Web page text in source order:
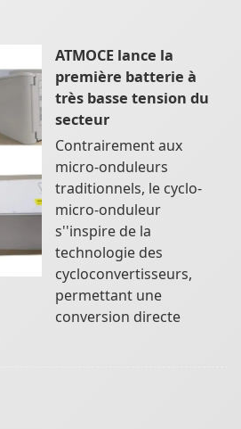
ATMOCE lance la
première batterie à
très basse tension du
secteur
Contrairement aux
micro-onduleurs
traditionnels, le cyclo-
micro-onduleur
s''inspire de la
technologie des
cycloconvertisseurs,
permettant une
conversion directe